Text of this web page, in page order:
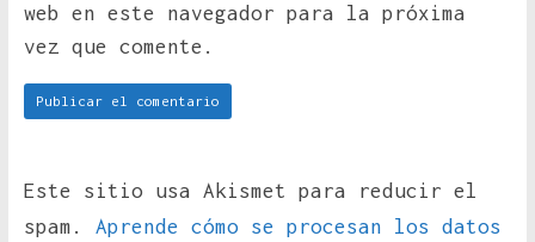
web en este navegador para la próxima
vez que comente.
Este sitio usa Akismet para reducir el
spam. Aprende cómo se procesan los datos